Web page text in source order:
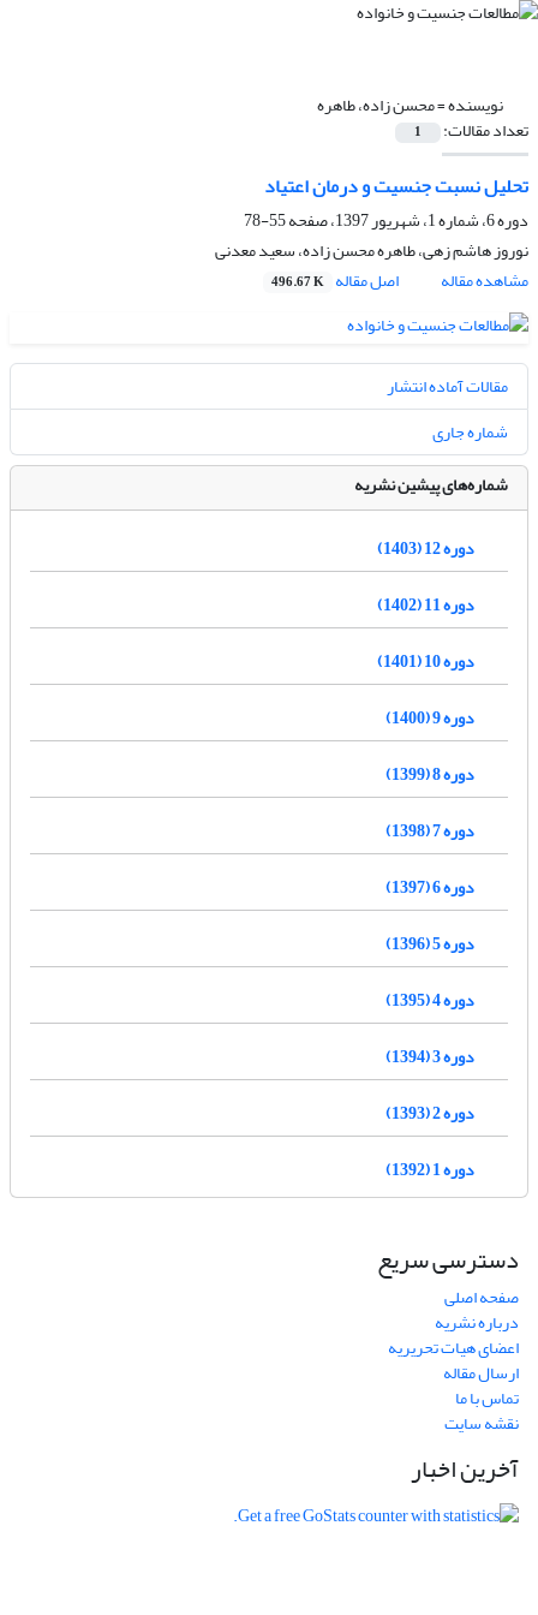
نویسنده =محسن زاده، طاهره
تعداد مقالات: 1
تحلیل نسبت جنسیت و درمان اعتیاد
دوره 6، شماره 1، شهریور 1397، صفحه
55-78
نوروز هاشم زهی، طاهره محسن زاده، سعید معدنی
مشاهده مقاله
اصل مقاله 496.67 K
مقالات آماده انتشار
شماره جاری
شماره‌های پیشین نشریه
دوره 12 (1403)
دوره 11 (1402)
دوره 10 (1401)
دوره 9 (1400)
دوره 8 (1399)
دوره 7 (1398)
دوره 6 (1397)
دوره 5 (1396)
دوره 4 (1395)
دوره 3 (1394)
دوره 2 (1393)
دوره 1 (1392)
دسترسی سریع
صفحه اصلی
درباره نشریه
اعضای هیات تحریریه
ارسال مقاله
تماس با ما
نقشه سایت
آخرین اخبار